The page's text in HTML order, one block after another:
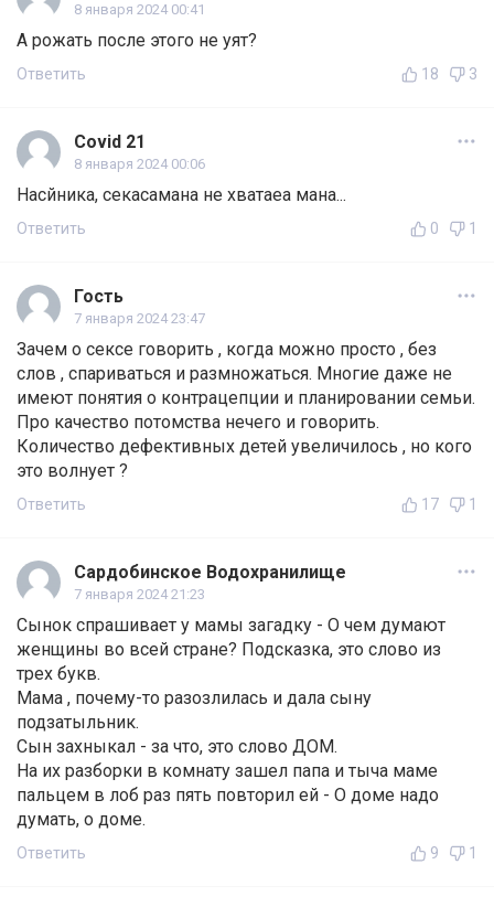
8 января 2024 00:41
А рожать после этого не уят?
Ответить 18 3
Covid 21
8 января 2024 00:06
Насйника, секасамана не хватаеа мана...
Ответить 0 1
Гость
7 января 2024 23:47
Зачем о сексе говорить , когда можно просто , без
слов , спариваться и размножаться. Многие даже не
имеют понятия о контрацепции и планировании семьи.
Про качество потомства нечего и говорить.
Количество дефективных детей увеличилось , но кого
это волнует ?
Ответить 17 1
Сардобинское Водохранилище
7 января 2024 21:23
Сынок спрашивает у мамы загадку - О чем думают
женщины во всей стране? Подсказка, это слово из
трех букв.
Мама , почему-то разозлилась и дала сыну
подзатыльник.
Сын захныкал - за что, это слово ДОМ.
На их разборки в комнату зашел папа и тыча маме
пальцем в лоб раз пять повторил ей - О доме надо
думать, о доме.
Ответить 9 1